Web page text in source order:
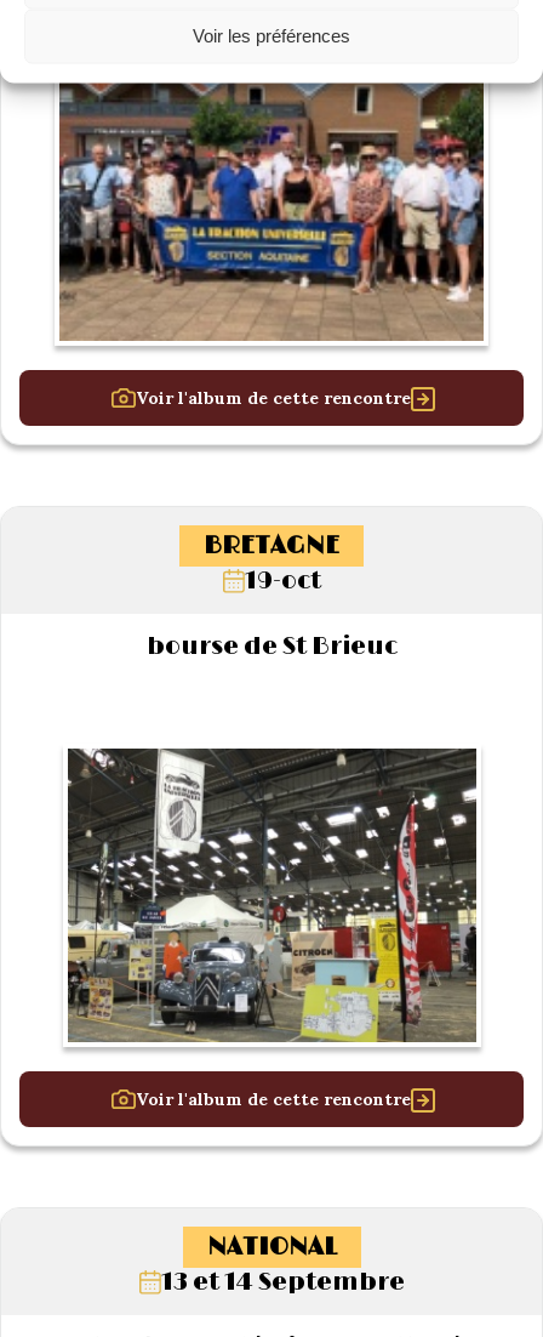
Voir les préférences
Voir l'album de cette rencontre
BRETAGNE
19-oct
bourse de St Brieuc
Voir l'album de cette rencontre
NATIONAL
13 et 14 Septembre